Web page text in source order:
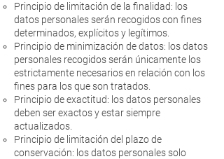
Principio de limitación de la finalidad: los
datos personales serán recogidos con fines
determinados, explícitos y legítimos.
Principio de minimización de datos: los datos
personales recogidos serán únicamente los
estrictamente necesarios en relación con los
fines para los que son tratados.
Principio de exactitud: los datos personales
deben ser exactos y estar siempre
actualizados.
Principio de limitación del plazo de
conservación: los datos personales solo